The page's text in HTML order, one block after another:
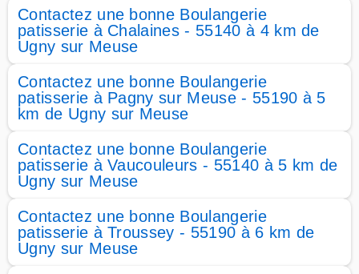
Contactez une bonne Boulangerie
patisserie à Chalaines - 55140 à 4 km de
Ugny sur Meuse
Contactez une bonne Boulangerie
patisserie à Pagny sur Meuse - 55190 à 5
km de Ugny sur Meuse
Contactez une bonne Boulangerie
patisserie à Vaucouleurs - 55140 à 5 km de
Ugny sur Meuse
Contactez une bonne Boulangerie
patisserie à Troussey - 55190 à 6 km de
Ugny sur Meuse